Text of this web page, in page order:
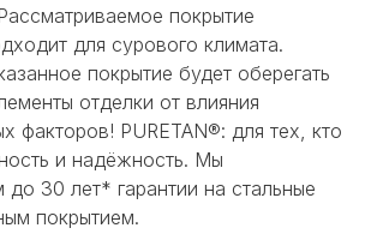
покрытие
для сурового климата.
покрытие будет оберегать
отделки от влияния
факторов! PURETAN®: для тех, кто
и надёжность. Мы
до 30 лет* гарантии на стальные
покрытием.